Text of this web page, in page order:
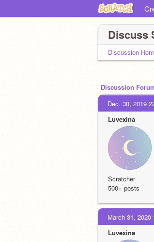
Discuss
Discussion
Discussion
Dec. 30, 2019
Luvexina
Scratcher
500+ posts
March 31, 2020
Luvexina